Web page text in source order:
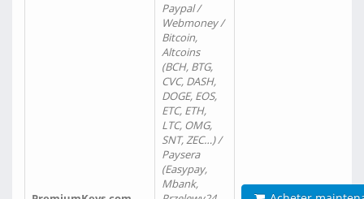
Paypal /
Webmoney /
Bitcoin,
Altcoins
(BCH, BTG,
CVC, DASH,
DOGE, EOS,
ETC, ETH,
LTC, OMG,
SNT, ZEC…) /
Paysera
(Easypay,
Mbank,